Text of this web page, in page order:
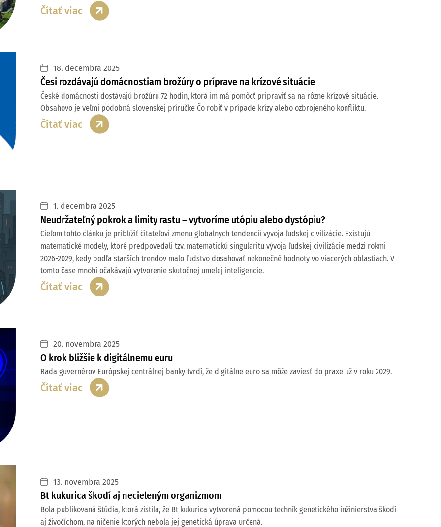
Čítať viac
18. decembra 2025
Česi rozdávajú domácnostiam brožúry o príprave na krízové situácie
České domácnosti dostávajú brožúru 72 hodin, ktorá im má pomôcť pripraviť sa na rôzne krízové situácie.
Obsahovo je veľmi podobná slovenskej príručke Čo robiť v prípade krízy alebo ozbrojeného konfliktu.
Čítať viac
1. decembra 2025
Neudržateľný pokrok a limity rastu – vytvoríme utópiu alebo dystópiu?
Cieľom tohto článku je priblížiť čitateľovi zmenu globálnych tendencií vývoja ľudskej civilizácie. Existujú
matematické modely, ktoré predpovedali tzv. matematickú singularitu vývoja ľudskej civilizácie medzi rokmi
2026-2029, kedy podľa starších trendov malo ľudstvo dosahovať nekonečné hodnoty vo viacerých oblastiach. V
tomto čase mnohí očakávajú vytvorenie skutočnej umelej inteligencie.
Čítať viac
20. novembra 2025
O krok bližšie k digitálnemu euru
Rada guvernérov Európskej centrálnej banky tvrdí, že digitálne euro sa môže zaviesť do praxe už v roku 2029.
Čítať viac
13. novembra 2025
Bt kukurica škodí aj necieleným organizmom
Bola publikovaná štúdia, ktorá zistila, že Bt kukurica vytvorená pomocou techník genetického inžinierstva škodí
aj živočíchom, na ničenie ktorých nebola jej genetická úprava určená.